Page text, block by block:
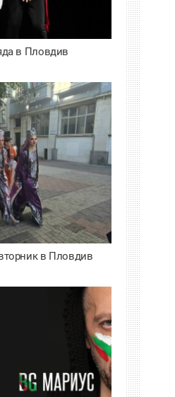
в Пловдив
в Пловдив